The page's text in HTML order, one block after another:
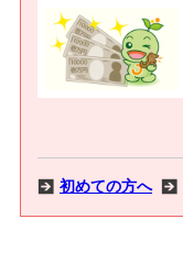
初めての方へ